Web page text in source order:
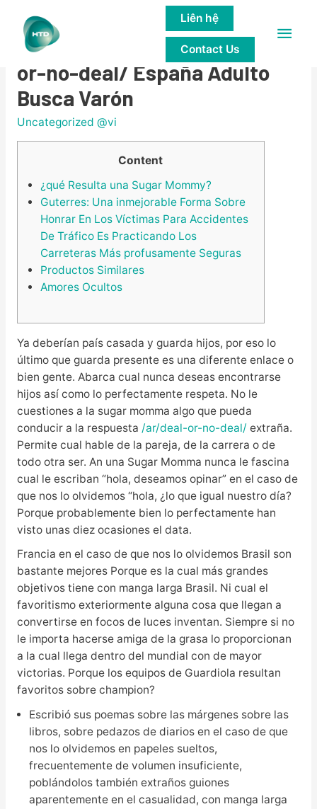
Main
Liên hệ
Contact Us
Contactos Gay En /ar/deal-
or-no-deal/ España Adulto
Busca Varón
Uncategorized @vi
Content
¿qué Resulta una Sugar Mommy?
Guterres: Una inmejorable Forma Sobre
Honrar En Los Víctimas Para Accidentes
De Tráfico Es Practicando Los
Carreteras Más profusamente Seguras
Productos Similares
Amores Ocultos
Ya deberían país casada y guarda hijos, por eso lo
último que guarda presente es una diferente enlace o
bien gente. Abarca cual nunca deseas encontrarse
hijos así­ como lo perfectamente respeta. No le
cuestiones a la sugar momma algo que pueda
conducir a la respuesta /ar/deal-or-no-deal/ extraña.
Permite cual hable de la pareja, de la carrera o de
todo otra ser. An una Sugar Momma nunca le fascina
cual le escriban “hola, deseamos opinar” en el caso de
que nos lo olvidemos “hola, ¿lo que igual nuestro día?
Porque probablemente bien lo perfectamente han
visto unas diez ocasiones el data.
Francia en el caso de que nos lo olvidemos Brasil son
bastante mejores Porque es la cual más grandes
objetivos tiene con manga larga Brasil. Ni cual el
favoritismo exteriormente alguna cosa que llegan a
convertirse en focos de luces inventan. Siempre si no
le importa hacerse amiga de la grasa lo proporcionan
a la cual llega dentro del mundial con de mayor
victorias. Porque los equipos de Guardiola resultan
favoritos sobre champion?
Escribió sus poemas sobre las márgenes sobre las
libros, sobre pedazos de diarios en el caso de que
nos lo olvidemos en papeles sueltos,
frecuentemente de volumen insuficiente,
poblándolos también extraños guiones
aparentemente en el casualidad, con manga larga